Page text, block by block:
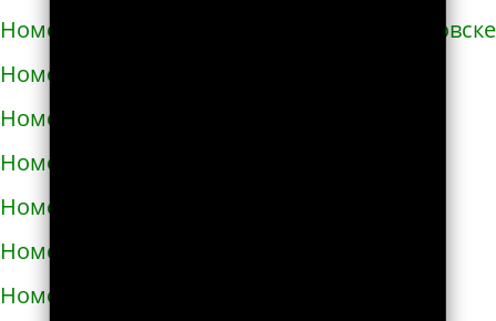
Номера телефонов такси в Ивано-Франковске
Номера телефонов такси в Измаиле
Номера телефонов такси в Изюме
Номера телефонов такси в Изяславе
Номера телефонов такси в Ильинцах
Номера телефонов такси в Ирпене
Номера телефонов такси в Казатине